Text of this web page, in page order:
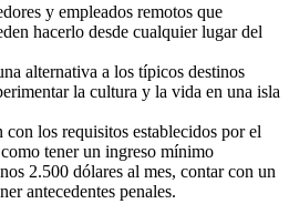
y empleados remotos que
hacerlo desde cualquier lugar del
alternativa a los típicos destinos
la cultura y la vida en una isla
los requisitos establecidos por el
tener un ingreso mínimo
2.500 dólares al mes, contar con un
antecedentes penales.